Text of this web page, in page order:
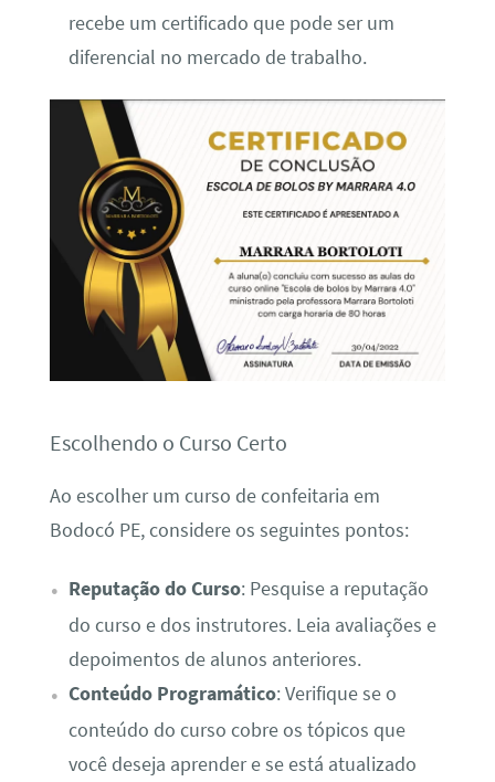
recebe um certificado que pode ser um
diferencial no mercado de trabalho.
Escolhendo o Curso Certo
Ao escolher um curso de confeitaria em
Bodocó PE, considere os seguintes pontos:
Reputação do Curso: Pesquise a reputação
do curso e dos instrutores. Leia avaliações e
depoimentos de alunos anteriores.
Conteúdo Programático: Verifique se o
conteúdo do curso cobre os tópicos que
você deseja aprender e se está atualizado